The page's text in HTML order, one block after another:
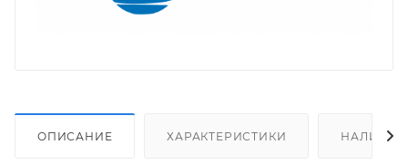
ОПИСАНИЕ ХАРАКТЕРИСТИКИ НАЛИЧИЕ